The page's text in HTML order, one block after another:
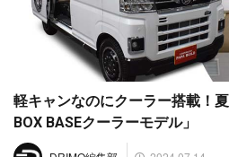
軽キャンなのにクーラー搭載！
BOX BASEクーラーモデル」